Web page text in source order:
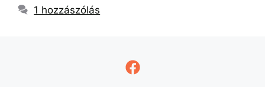
1 hozzászólás